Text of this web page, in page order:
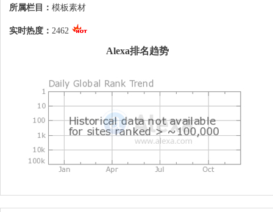
非常适合用做系统建站或者进行二次开发的
站点，为大中型站点提供最佳保障，以最大
以满足政府机构、教育机构、事业单位、商
所属栏目： 模板素材
实时热度： 2462
Alexa排名趋势